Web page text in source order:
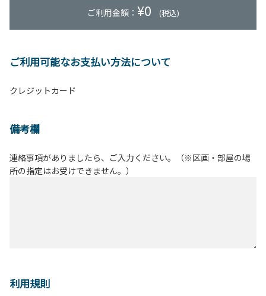
ご利用金額： ¥0 (税込)
ご利用可能なお支払い方法について
クレジットカード
備考欄
連絡事項がありましたら、ご入力ください。（※区画・部屋の場
所の指定はお受けできません。）
利用規則